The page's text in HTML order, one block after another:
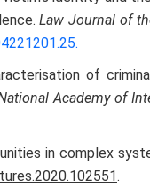
Law Journal of
.
of
Academy of
in complex
.